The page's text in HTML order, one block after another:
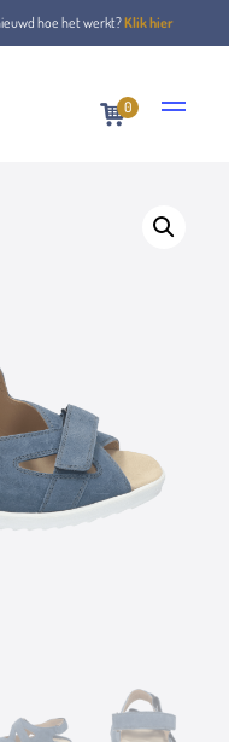
hoe het werkt?Klik hier
0